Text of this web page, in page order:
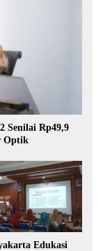
Senilai Rp49,9
Optik
Edukasi